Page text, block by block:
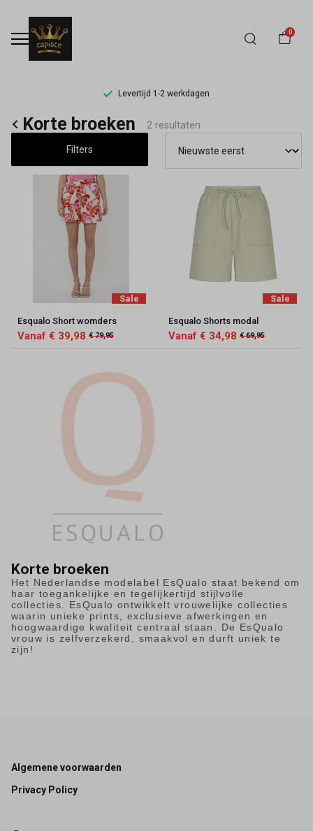
0
Levertijd 1-2 werkdagen
Korte
broeken
Capisce
Mode
Korte broeken 2 resultaten
Filters
Sale
Esqualo Short womders
Vanaf € 39,98 € 79,95
Sale
Esqualo Shorts modal
Vanaf € 34,98 € 69,95
Korte broeken
Het Nederlandse modelabel EsQualo staat bekend om
haar toegankelijke en tegelijkertijd stijlvolle
collecties. EsQualo ontwikkelt vrouwelijke collecties
waarin unieke prints, exclusieve afwerkingen en
hoogwaardige kwaliteit centraal staan. De EsQualo
vrouw is zelfverzekerd, smaakvol en durft uniek te
zijn!
Footer
Algemene voorwaarden
Privacy Policy